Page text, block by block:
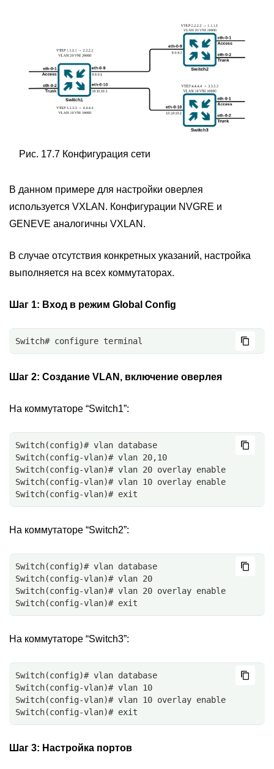
Рис. 17.7 Конфигурация сети
В данном примере для настройки оверлея
используется VXLAN. Конфигурации NVGRE и
GENEVE аналогичны VXLAN.
В случае отсутствия конкретных указаний, настройка
выполняется на всех коммутаторах.
Шаг 1: Вход в режим Global Config
Switch# configure terminal
Шаг 2: Создание VLAN, включение оверлея
На коммутаторе “Switch1”:
Switch(config)# vlan database
Switch(config-vlan)# vlan 20,10
Switch(config-vlan)# vlan 20 overlay enable
Switch(config-vlan)# vlan 10 overlay enable
Switch(config-vlan)# exit
На коммутаторе “Switch2”:
Switch(config)# vlan database
Switch(config-vlan)# vlan 20
Switch(config-vlan)# vlan 20 overlay enable
Switch(config-vlan)# exit
На коммутаторе “Switch3”:
Switch(config)# vlan database
Switch(config-vlan)# vlan 10
Switch(config-vlan)# vlan 10 overlay enable
Switch(config-vlan)# exit
Шаг 3: Настройка портов